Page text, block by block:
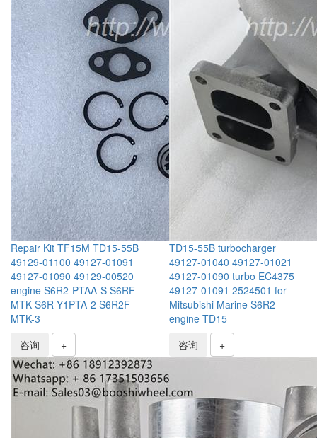
Repair Kit TF15M TD15-55B
49129-01100 49127-01091
49127-01090 49129-00520
engine S6R2-PTAA-S S6RF-
MTK S6R-Y1PTA-2 S6R2F-
MTK-3
咨询
+
TD15-55B turbocharger
49127-01040 49127-01021
49127-01090 turbo EC4375
49127-01091 2524501 for
Mitsubishi Marine S6R2
engine TD15
咨询
+